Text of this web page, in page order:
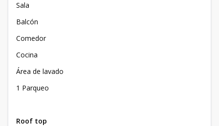
Sala
Balcón
Comedor
Cocina
Área de lavado
1 Parqueo
Roof top